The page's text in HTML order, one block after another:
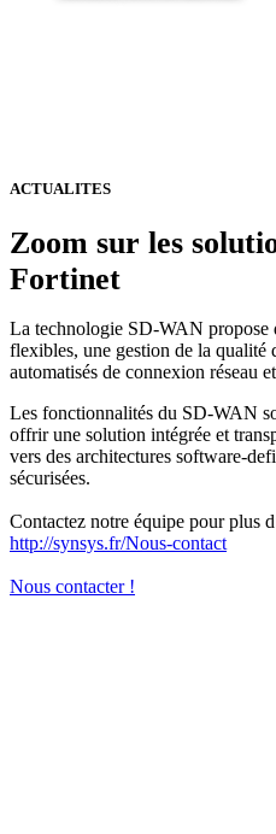
ACTUALITES
Zoom sur les
Fortinet
La technologie SD-WAN propose
flexibles, une gestion de la qualité
automatisés de connexion réseau
Les fonctionnalités du SD-WAN
offrir une solution intégrée et
vers des architectures software-
sécurisées.
Contactez notre équipe pour plus
http://synsys.fr/Nous-contact
Nous contacter !